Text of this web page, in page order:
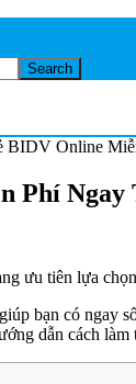
BIDV Online
Phí Ngay
ưu tiên lựa
bạn có ngay
dẫn cách